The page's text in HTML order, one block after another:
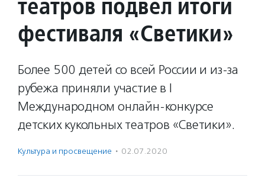
театров подвел итоги
фестиваля «Светики»
Более 500 детей со всей России и из-за
рубежа приняли участие в I
Международном онлайн-конкурсе
детских кукольных театров «Светики».
Культура и просвещение · 02.07.2020